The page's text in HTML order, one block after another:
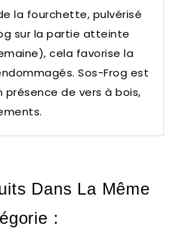
la fourchette, pulvérisé
sur la partie atteinte
cela favorise la
Sos-Frog est
de vers à bois,
Dans La Même
: